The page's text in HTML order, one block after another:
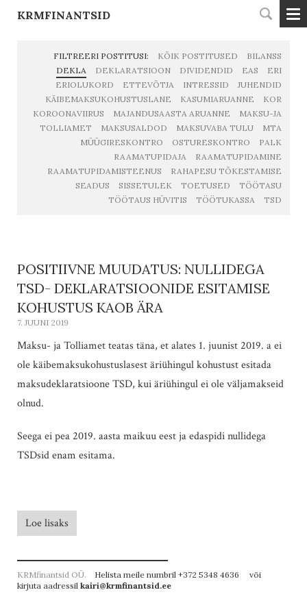
KRMFINANTSID
FILTREERI POSTITUSI: KÕIK POSTITUSED
BILANSS
DEKLA
DEKLARATSIOON DIVIDENDID EAS
ERI
ERIOLUKORD
ETTEVÕTJA INTRESSID
JUHENDID
KÄIBEMAKSUKOHUSTUSLANE
KASUMIARUANNE
KOR
KOROONAVIIRUS
MAJANDUSAASTA ARUANNE
MAKSU-JA
TOLLIAMET
MAKSUSALDOD MAKSUVABA TULU
MTA
MÜÜGIRESKONTRO
OSTURESKONTRO
PALK
RAAMATUPIDAJA
RAAMATUPIDAMINE
RAAMATUPIDAMISTEENUS
RAHAPESU TÕKESTAMISE
SEADUS
SISSETULEK TOETUSED
TÖÖTASU
TÖÖTAUS HÜVITIS
TÖÖTUKASSA TSD
POSITIIVNE MUUDATUS: NULLIDEGA
TSD- DEKLARATSIOONIDE ESITAMISE
KOHUSTUS KAOB ÄRA
7. JUUNI 2019
Maksu- ja Tolliamet teatas täna, et alates 1. juunist 2019. a ei
ole käibemaksukohustuslasest äriühingul kohustust esitada
maksudeklaratsioone TSD, kui äriühingul ei ole väljamakseid
olnud.
Seega ei pea 2019. aasta maikuu eest ja edaspidi nullidega
TSDsid enam esitama.
Loe lisaks
KRMfinantsid OÜ. Helista meile numbril +372 5348 4636 või
kirjuta aadressil kairi@krmfinantsid.ee